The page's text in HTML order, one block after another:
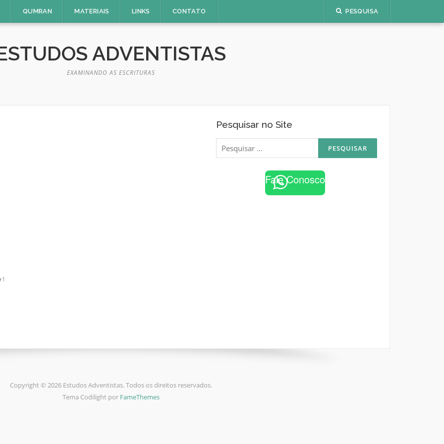
QUMRAN MATERIAIS LINKS CONTATO PESQUISA
ADVENTISTAS
EXAMINANDO AS ESCRITURAS
1
Pesquisar no Site
Pesquisar
por:
Fale Conosco
Copyright © 2026 Estudos Adventistas. Todos os direitos reservados.
Tema Codilight por FameThemes